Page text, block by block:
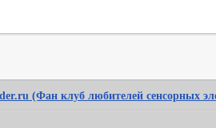
(Фан клуб любителей сенсорных